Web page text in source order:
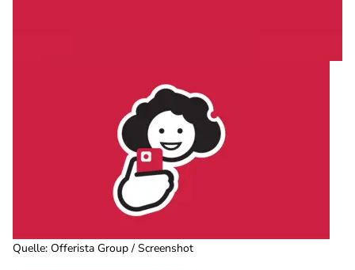
Quelle: Offerista Group / Screenshot